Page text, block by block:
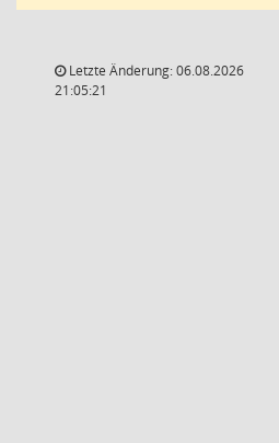
Letzte Änderung: 06.08.2026
21:05:21